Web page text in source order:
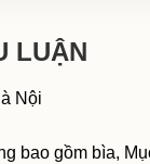
LUẬN
Nội
bao gồm bìa,